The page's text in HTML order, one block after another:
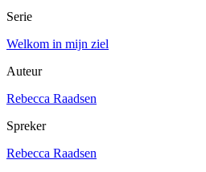
Serie
Welkom in mijn ziel
Auteur
Rebecca Raadsen
Spreker
Rebecca Raadsen